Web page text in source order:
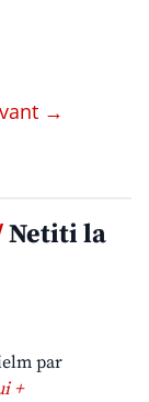
→
Netiti la
par
+